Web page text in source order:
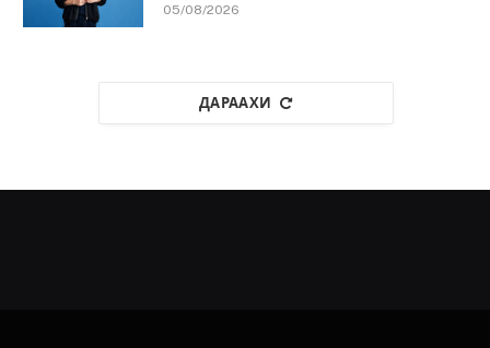
05/08/2026
ДАРААХИ